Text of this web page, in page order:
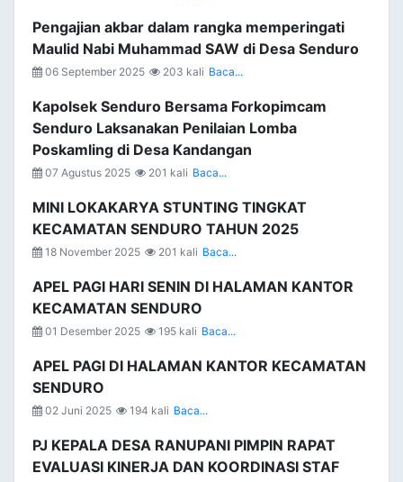
Pengajian akbar dalam rangka memperingati
Maulid Nabi Muhammad SAW di Desa Senduro
06 September 2025 203 kali Baca...
Kapolsek Senduro Bersama Forkopimcam
Senduro Laksanakan Penilaian Lomba
Poskamling di Desa Kandangan
07 Agustus 2025 201 kali Baca...
MINI LOKAKARYA STUNTING TINGKAT
KECAMATAN SENDURO TAHUN 2025
18 November 2025 201 kali Baca...
APEL PAGI HARI SENIN DI HALAMAN KANTOR
KECAMATAN SENDURO
01 Desember 2025 195 kali Baca...
APEL PAGI DI HALAMAN KANTOR KECAMATAN
SENDURO
02 Juni 2025 194 kali Baca...
PJ KEPALA DESA RANUPANI PIMPIN RAPAT
EVALUASI KINERJA DAN KOORDINASI STAF